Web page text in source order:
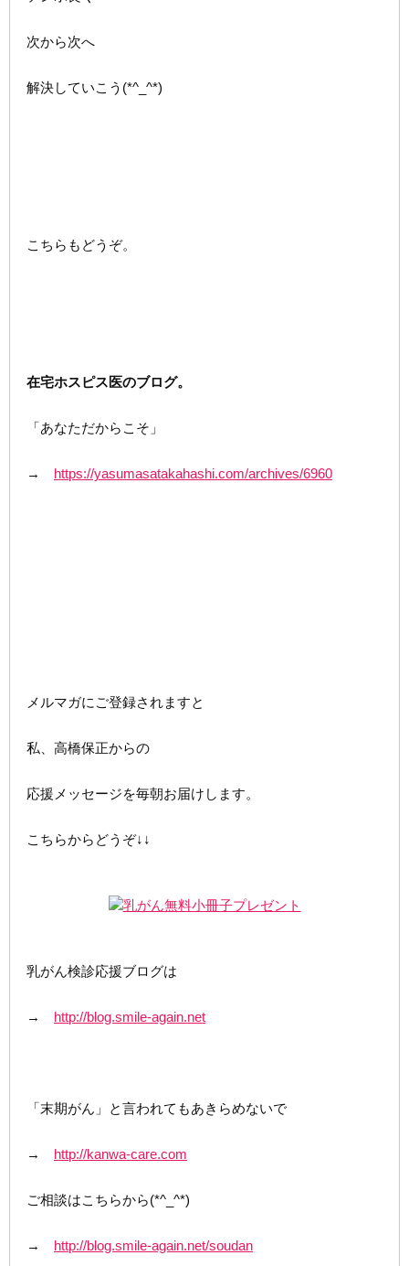
次から次へ
解決していこう(*^_^*)
こちらもどうぞ。
在宅ホスピス医のブログ。
「あなただからこそ」
→ https://yasumasatakahashi.com/archives/6960
メルマガにご登録されますと
私、高橋保正からの
応援メッセージを毎朝お届けします。
こちらからどうぞ↓↓
乳がん検診応援ブログは
→ http://blog.smile-again.net
「末期がん」と言われてもあきらめないで
→ http://kanwa-care.com
ご相談はこちらから(*^_^*)
→ http://blog.smile-again.net/soudan